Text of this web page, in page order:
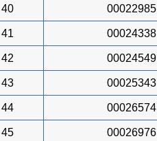
40 00022985
41 00024338
42 00024549
43 00025343
44 00026574
45 00026976